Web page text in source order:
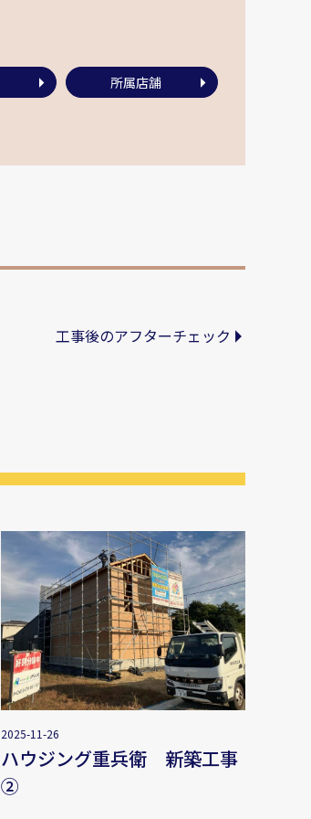
所属店舗
工事後のアフターチェック
2025-11-26
ハウジング重兵衛 新築工事
②